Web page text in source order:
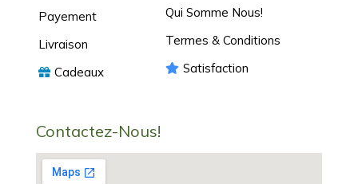
Payement
Livraison
Cadeaux
Qui Somme Nous!
Termes & Conditions
Satisfaction
Contactez-Nous!